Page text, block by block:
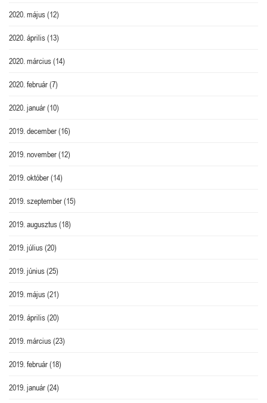
2020. május(12)
2020. április(13)
2020. március(14)
2020. február(7)
2020. január(10)
2019. december(16)
2019. november(12)
2019. október(14)
2019. szeptember(15)
2019. augusztus(18)
2019. július(20)
2019. június(25)
2019. május(21)
2019. április(20)
2019. március(23)
2019. február(18)
2019. január(24)